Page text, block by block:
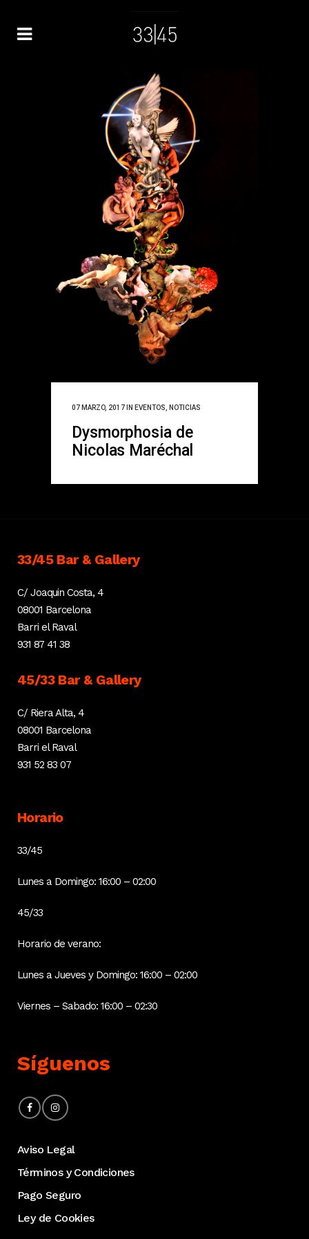
07 MARZO, 2017 IN EVENTOS NOTICIAS
Dysmorphosia de
Nicolas Maréchal
33/45 Bar & Gallery
C/ Joaquin Costa, 4
08001 Barcelona
Barri el Raval
931 87 41 38
45/33 Bar & Gallery
C/ Riera Alta, 4
08001 Barcelona
Barri el Raval
931 52 83 07
Horario
33/45
Lunes a Domingo: 16:00 – 02:00
45/33
Horario de verano:
Lunes a Jueves y Domingo: 16:00 – 02:00
Viernes – Sabado: 16:00 – 02:30
Síguenos
Aviso Legal
Términos y Condiciones
Pago Seguro
Ley de Cookies